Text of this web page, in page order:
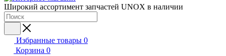
Широкий ассортимент запчастей UNOX в наличии
Избранные товары 0
Корзина 0